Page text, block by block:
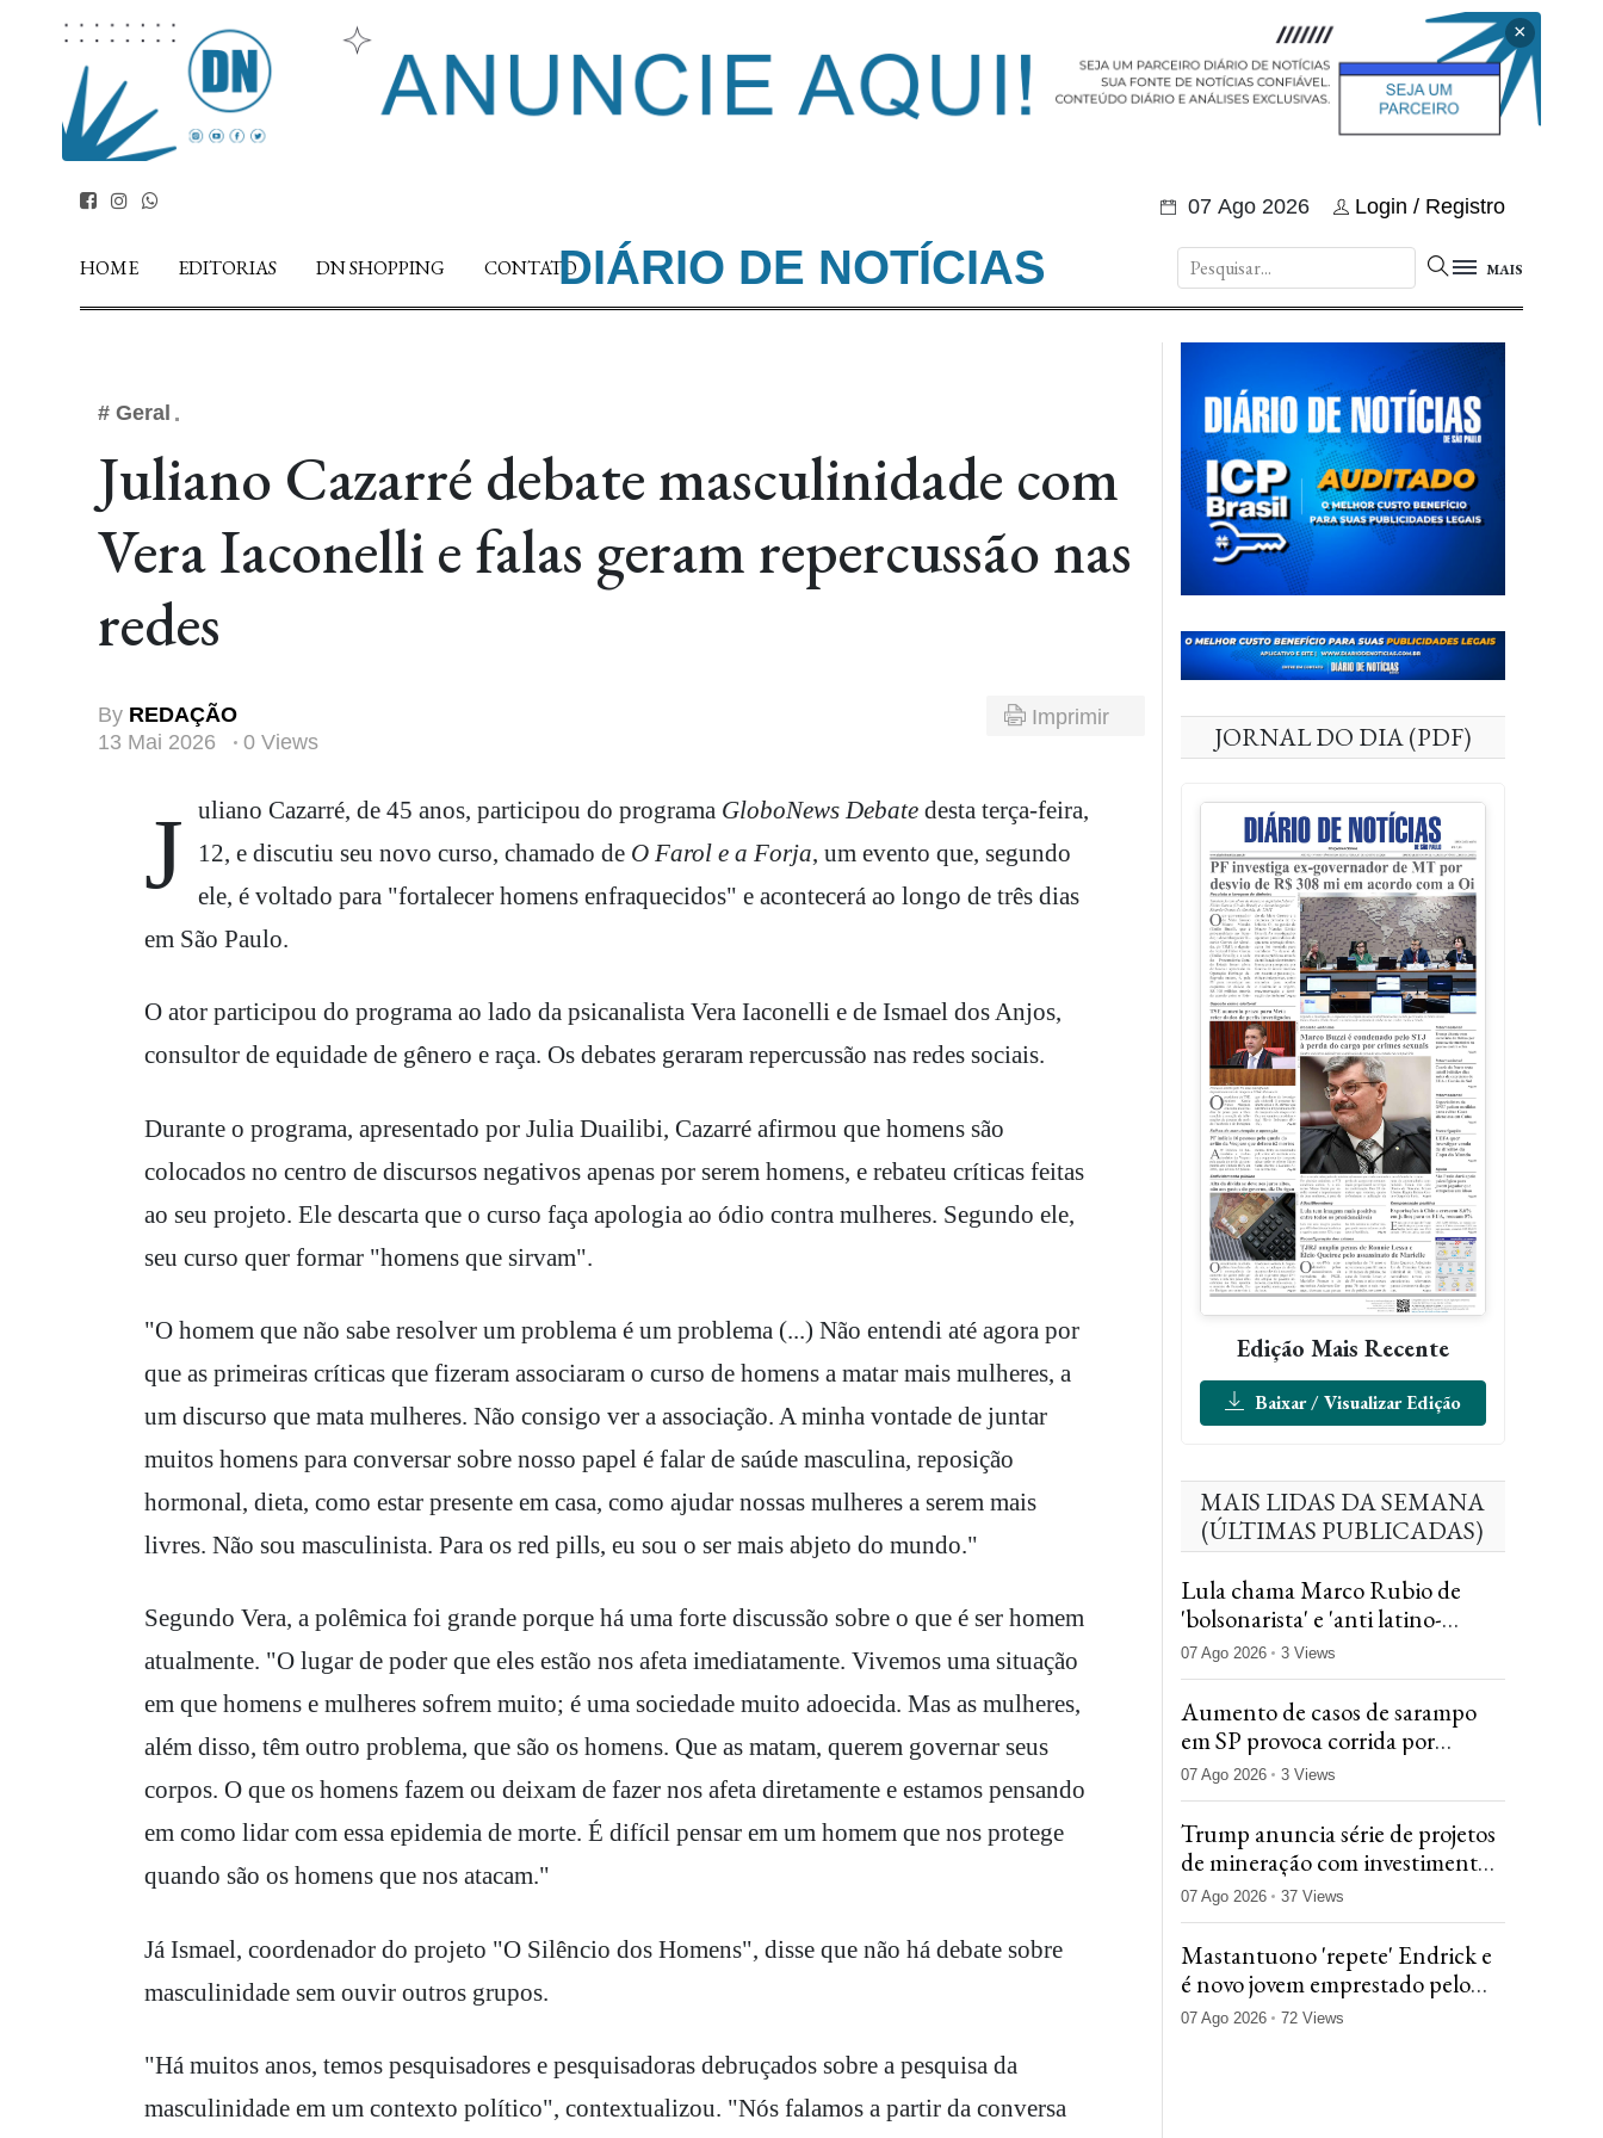
×
07 Ago 2026 Login / Registro
HOME EDITORIAS DN SHOPPING CONTATODIÁRIO DE NOTÍCIAS MAIS
# Geral
Juliano Cazarré debate masculinidade com
Vera Iaconelli e falas geram repercussão nas
redes
By REDAÇÃO
13 Mai 2026
0 Views
Imprimir
Juliano Cazarré, de 45 anos, participou do programa GloboNews Debate desta terça-feira,
12, e discutiu seu novo curso, chamado de O Farol e a Forja, um evento que, segundo
ele, é voltado para "fortalecer homens enfraquecidos" e acontecerá ao longo de três dias
em São Paulo.
O ator participou do programa ao lado da psicanalista Vera Iaconelli e de Ismael dos Anjos,
consultor de equidade de gênero e raça. Os debates geraram repercussão nas redes sociais.
Durante o programa, apresentado por Julia Duailibi, Cazarré afirmou que homens são
colocados no centro de discursos negativos apenas por serem homens, e rebateu críticas feitas
ao seu projeto. Ele descarta que o curso faça apologia ao ódio contra mulheres. Segundo ele,
seu curso quer formar "homens que sirvam".
"O homem que não sabe resolver um problema é um problema (...) Não entendi até agora por
que as primeiras críticas que fizeram associaram o curso de homens a matar mais mulheres, a
um discurso que mata mulheres. Não consigo ver a associação. A minha vontade de juntar
muitos homens para conversar sobre nosso papel é falar de saúde masculina, reposição
hormonal, dieta, como estar presente em casa, como ajudar nossas mulheres a serem mais
livres. Não sou masculinista. Para os red pills, eu sou o ser mais abjeto do mundo."
Segundo Vera, a polêmica foi grande porque há uma forte discussão sobre o que é ser homem
atualmente. "O lugar de poder que eles estão nos afeta imediatamente. Vivemos uma situação
em que homens e mulheres sofrem muito; é uma sociedade muito adoecida. Mas as mulheres,
além disso, têm outro problema, que são os homens. Que as matam, querem governar seus
corpos. O que os homens fazem ou deixam de fazer nos afeta diretamente e estamos pensando
em como lidar com essa epidemia de morte. É difícil pensar em um homem que nos protege
quando são os homens que nos atacam."
Já Ismael, coordenador do projeto "O Silêncio dos Homens", disse que não há debate sobre
masculinidade sem ouvir outros grupos.
"Há muitos anos, temos pesquisadores e pesquisadoras debruçados sobre a pesquisa da
masculinidade em um contexto político", contextualizou. "Nós falamos a partir da conversa
JORNAL DO DIA (PDF)
Edição Mais Recente
Baixar / Visualizar Edição
MAIS LIDAS DA SEMANA
(ÚLTIMAS PUBLICADAS)
Lula chama Marco Rubio de
'bolsonarista' e 'anti latino-
americano'
07 Ago 2026 3 Views
Aumento de casos de sarampo
em SP provoca corrida por
vacinação e gera filas em postos
07 Ago 2026 3 Views
Trump anuncia série de projetos
de mineração com investimentos
de bilhões de dólares
07 Ago 2026 37 Views
Mastantuono 'repete' Endrick e
é novo jovem emprestado pelo
Real Madrid para ganhar
07 Ago 2026 72 Views